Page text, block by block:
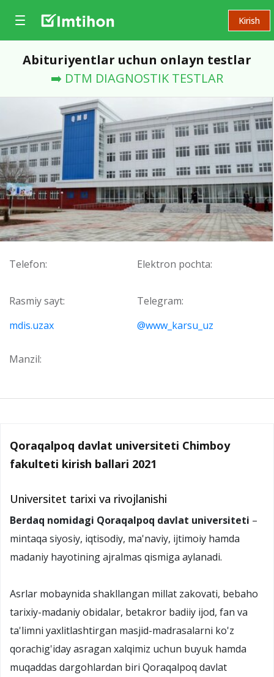
Kirish
Abituriyentlar uchun onlayn testlar
➡️ DTM DIAGNOSTIK TESTLAR
Telefon: Elektron pochta:
Rasmiy sayt:
mdis.uzax
Telegram:
@www_karsu_uz
Manzil:
Qoraqalpoq davlat universiteti Chimboy
fakulteti kirish ballari 2021
Universitet tarixi va rivojlanishi
Berdaq nomidagi Qoraqalpoq davlat universiteti –
mintaqa siyosiy, iqtisodiy, ma'naviy, ijtimoiy hamda
madaniy hayotining ajralmas qismiga aylanadi.
Asrlar mobaynida shakllangan millat zakovati, bebaho
tarixiy-madaniy obidalar, betakror badiiy ijod, fan va
ta'limni yaxlitlashtirgan masjid-madrasalarni ko'z
qorachig'iday asragan xalqimiz uchun buyuk hamda
muqaddas dargohlardan biri Qoraqalpoq davlat